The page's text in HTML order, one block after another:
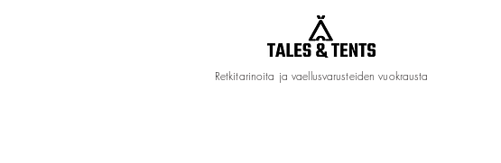
Retkitarinoita ja vaellusvarusteiden vuokrausta